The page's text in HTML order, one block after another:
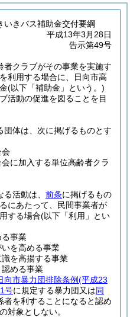
いきバス補助金交付要綱
平成13年3月28日
告示第49号
者クラブがその事業を実施す
利用する場合に、日向市高
(以下「補助金」という。)
活動の促進を図ることを目
団体は、次に掲げるものとす
会
に加入する単位高齢者クラ
活動は、 前条に掲げるもの
にあたって、民間事業者が
する場合(以下「利用」とい
事業
を高める事業
を高揚する事業
める事業
向市暴力団排除条例(平成23
号に規定する暴力団又は同
者を利することになると認め
対象としない。